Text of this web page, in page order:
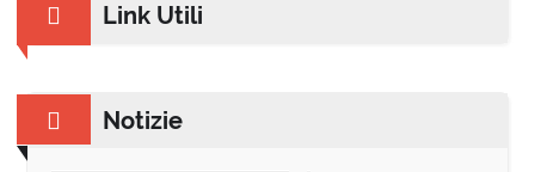
Link Utili
Notizie